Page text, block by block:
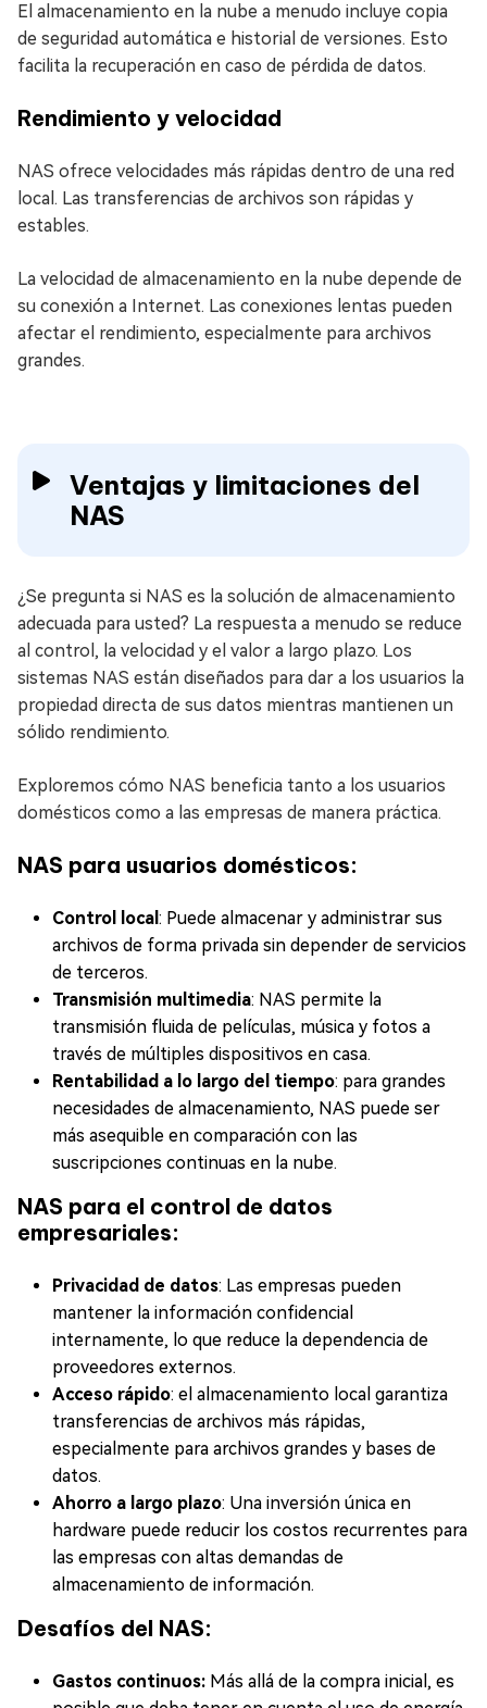
El almacenamiento en la nube a menudo incluye copia
de seguridad automática e historial de versiones. Esto
facilita la recuperación en caso de pérdida de datos.
Rendimiento y velocidad
NAS ofrece velocidades más rápidas dentro de una red
local. Las transferencias de archivos son rápidas y
estables.
La velocidad de almacenamiento en la nube depende de
su conexión a Internet. Las conexiones lentas pueden
afectar el rendimiento, especialmente para archivos
grandes.
Ventajas y limitaciones del
NAS
¿Se pregunta si NAS es la solución de almacenamiento
adecuada para usted? La respuesta a menudo se reduce
al control, la velocidad y el valor a largo plazo. Los
sistemas NAS están diseñados para dar a los usuarios la
propiedad directa de sus datos mientras mantienen un
sólido rendimiento.
Exploremos cómo NAS beneficia tanto a los usuarios
domésticos como a las empresas de manera práctica.
NAS para usuarios domésticos:
Control local : Puede almacenar y administrar sus
archivos de forma privada sin depender de servicios
de terceros.
Transmisión multimedia: NAS permite la
transmisión fluida de películas, música y fotos a
través de múltiples dispositivos en casa.
Rentabilidad a lo largo del tiempo: para grandes
necesidades de almacenamiento, NAS puede ser
más asequible en comparación con las
suscripciones continuas en la nube.
NAS para el control de datos
empresariales:
Privacidad de datos: Las empresas pueden
mantener la información confidencial
internamente, lo que reduce la dependencia de
proveedores externos.
Acceso rápido: el almacenamiento local garantiza
transferencias de archivos más rápidas,
especialmente para archivos grandes y bases de
datos.
Ahorro a largo plazo: Una inversión única en
hardware puede reducir los costos recurrentes para
las empresas con altas demandas de
almacenamiento de información.
Desafíos del NAS:
Gastos continuos: Más allá de la compra inicial, es